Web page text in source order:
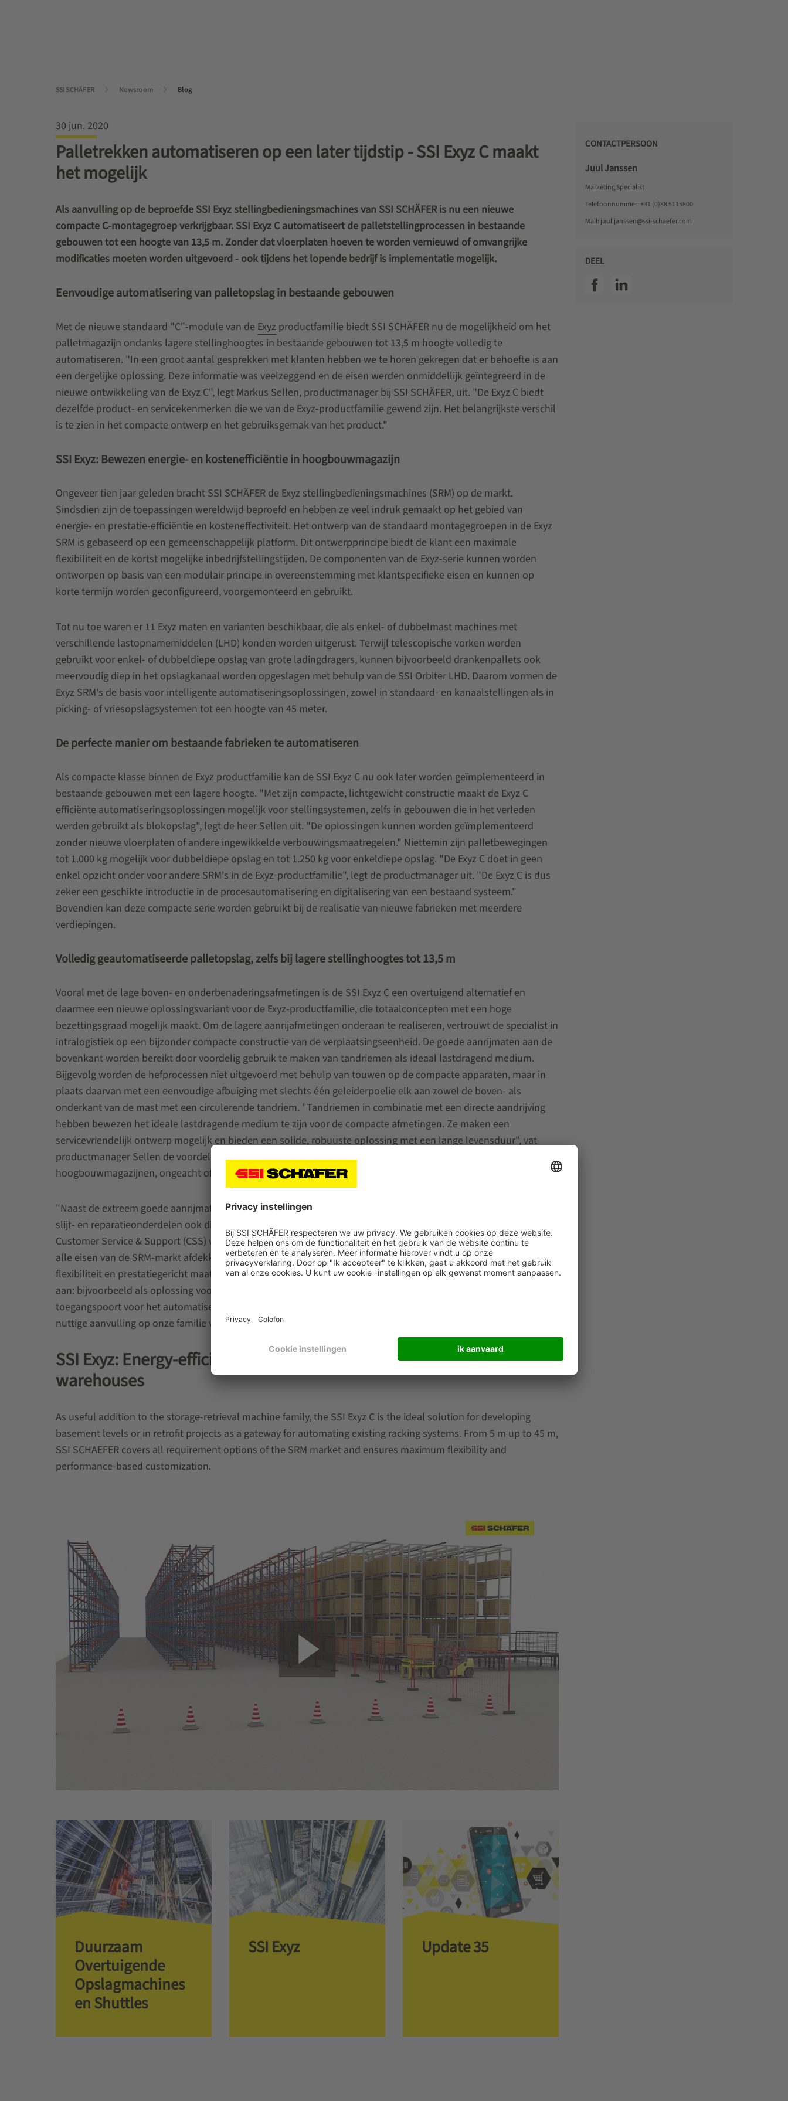
SSI SCHÄFER Newsroom Blog
30 jun. 2020
Palletrekken automatiseren op een later tijdstip - SSI Exyz C maakt
het mogelijk
Als aanvulling op de beproefde SSI Exyz stellingbedieningsmachines van SSI SCHÄFER is nu een nieuwe
compacte C-montagegroep verkrijgbaar. SSI Exyz C automatiseert de palletstellingprocessen in bestaande
gebouwen tot een hoogte van 13,5 m. Zonder dat vloerplaten hoeven te worden vernieuwd of omvangrijke
modificaties moeten worden uitgevoerd - ook tijdens het lopende bedrijf is implementatie mogelijk.
Eenvoudige automatisering van palletopslag in bestaande gebouwen
Met de nieuwe standaard "C"-module van de Exyz productfamilie biedt SSI SCHÄFER nu de mogelijkheid om het
palletmagazijn ondanks lagere stellinghoogtes in bestaande gebouwen tot 13,5 m hoogte volledig te
automatiseren. "In een groot aantal gesprekken met klanten hebben we te horen gekregen dat er behoefte is aan
een dergelijke oplossing. Deze informatie was veelzeggend en de eisen werden onmiddellijk geïntegreerd in de
nieuwe ontwikkeling van de Exyz C", legt Markus Sellen, productmanager bij SSI SCHÄFER, uit. "De Exyz C biedt
dezelfde product- en servicekenmerken die we van de Exyz-productfamilie gewend zijn. Het belangrijkste verschil
is te zien in het compacte ontwerp en het gebruiksgemak van het product."
SSI Exyz: Bewezen energie- en kostenefficiëntie in hoogbouwmagazijn
Ongeveer tien jaar geleden bracht SSI SCHÄFER de Exyz stellingbedieningsmachines (SRM) op de markt.
Sindsdien zijn de toepassingen wereldwijd beproefd en hebben ze veel indruk gemaakt op het gebied van
energie- en prestatie-efficiëntie en kosteneffectiviteit. Het ontwerp van de standaard montagegroepen in de Exyz
SRM is gebaseerd op een gemeenschappelijk platform. Dit ontwerpprincipe biedt de klant een maximale
flexibiliteit en de kortst mogelijke inbedrijfstellingstijden. De componenten van de Exyz-serie kunnen worden
ontworpen op basis van een modulair principe in overeenstemming met klantspecifieke eisen en kunnen op
korte termijn worden geconfigureerd, voorgemonteerd en gebruikt.
Tot nu toe waren er 11 Exyz maten en varianten beschikbaar, die als enkel- of dubbelmast machines met
verschillende lastopnamemiddelen (LHD) konden worden uitgerust. Terwijl telescopische vorken worden
gebruikt voor enkel- of dubbeldiepe opslag van grote ladingdragers, kunnen bijvoorbeeld drankenpallets ook
meervoudig diep in het opslagkanaal worden opgeslagen met behulp van de SSI Orbiter LHD. Daarom vormen de
Exyz SRM's de basis voor intelligente automatiseringsoplossingen, zowel in standaard- en kanaalstellingen als in
picking- of vriesopslagsystemen tot een hoogte van 45 meter.
De perfecte manier om bestaande fabrieken te automatiseren
Als compacte klasse binnen de Exyz productfamilie kan de SSI Exyz C nu ook later worden geïmplementeerd in
bestaande gebouwen met een lagere hoogte. "Met zijn compacte, lichtgewicht constructie maakt de Exyz C
efficiënte automatiseringsoplossingen mogelijk voor stellingsystemen, zelfs in gebouwen die in het verleden
werden gebruikt als blokopslag", legt de heer Sellen uit. "De oplossingen kunnen worden geïmplementeerd
zonder nieuwe vloerplaten of andere ingewikkelde verbouwingsmaatregelen." Niettemin zijn palletbewegingen
tot 1.000 kg mogelijk voor dubbeldiepe opslag en tot 1.250 kg voor enkeldiepe opslag. "De Exyz C doet in geen
enkel opzicht onder voor andere SRM's in de Exyz-productfamilie", legt de productmanager uit. "De Exyz C is dus
zeker een geschikte introductie in de procesautomatisering en digitalisering van een bestaand systeem."
Bovendien kan deze compacte serie worden gebruikt bij de realisatie van nieuwe fabrieken met meerdere
verdiepingen.
Volledig geautomatiseerde palletopslag, zelfs bij lagere stellinghoogtes tot 13,5 m
Vooral met de lage boven- en onderbenaderingsafmetingen is de SSI Exyz C een overtuigend alternatief en
daarmee een nieuwe oplossingsvariant voor de Exyz-productfamilie, die totaalconcepten met een hoge
bezettingsgraad mogelijk maakt. Om de lagere aanrijafmetingen onderaan te realiseren, vertrouwt de specialist in
intralogistiek op een bijzonder compacte constructie van de verplaatsingseenheid. De goede aanrijmaten aan de
bovenkant worden bereikt door voordelig gebruik te maken van tandriemen als ideaal lastdragend medium.
Bijgevolg worden de hefprocessen niet uitgevoerd met behulp van touwen op de compacte apparaten, maar in
plaats daarvan met een eenvoudige afbuiging met slechts één geleiderpoelie elk aan zowel de boven- als
onderkant van de mast met een circulerende tandriem. "Tandriemen in combinatie met een directe aandrijving
hebben bewezen het ideale lastdragende medium te zijn voor de compacte afmetingen. Ze maken een
servicevriendelijk ontwerp mogelijk en bieden een solide, robuuste oplossing met een lange levensduur", vat
productmanager Sellen de voordelen samen. Deze technologieën zorgen voor extra opslagcapaciteit in lagere
hoogbouwmagazijnen, ongeacht of het om nieuwbouw of ombouw van oudere gebouwen gaat.
"Naast de extreem goede aanrijmaten boven- en onderaan zijn alle onderhoudscomponenten en de belangrijkste
slijt- en reparatieonderdelen ook dicht bij de grond bereikbaar", benadrukt Michael Scheiner van de bedrijfsdivisie
Customer Service & Support (CSS) van SSI SCHÄFER. "Van 5 m tot 45 m kunnen we nu met de Exyz-productfamilie
alle eisen van de SRM-markt afdekken met behulp van een standaard, innovatief concept voor maximale
flexibiliteit en prestatiegericht maatwerk. Hiermee boort SSI Exyz C nieuwe, bijzonder lage toepassingsgebieden
aan: bijvoorbeeld als oplossing voor het ontwikkelen van kelderverdiepingen of in retrofitprojecten als
toegangspoort voor het automatiseren van bestaande stellingsystemen. Als zodanig is de compacte Exyz C een
nuttige aanvulling op onze familie van stellingbedieningsapparatuur," besluit Markus Sellen.
SSI Exyz: Energy-efficient solution when automating existing
warehouses
As useful addition to the storage-retrieval machine family, the SSI Exyz C is the ideal solution for developing
basement levels or in retrofit projects as a gateway for automating existing racking systems. From 5 m up to 45 m,
SSI SCHAEFER covers all requirement options of the SRM market and ensures maximum flexibility and
performance-based customization.
Duurzaam
Overtuigende
Opslagmachines
en Shuttles
SSI Exyz Update 35
CONTACTPERSOON
Juul Janssen
Marketing Specialist
Telefoonnummer: +31 (0)88 5115800
Mail: juul.janssen@ssi-schaefer.com
DEEL
SSI facebookSSI linkedin